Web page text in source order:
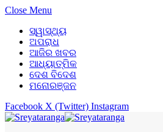
Close Menu
ସ୍ୱାସ୍ଥ୍ୟ
ଅପରାଧ
ଆଜିର ଖବର
ଆଧ୍ୟାତ୍ମିକ
ଦେଶ ବିଦେଶ
ମନୋରଞ୍ଜନ
Facebook X (Twitter) Instagram